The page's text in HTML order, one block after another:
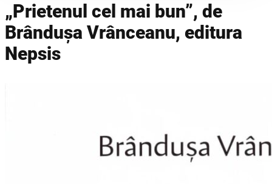
„Prietenul cel mai bun”, de
Brândușa Vrânceanu, editura
Nepsis